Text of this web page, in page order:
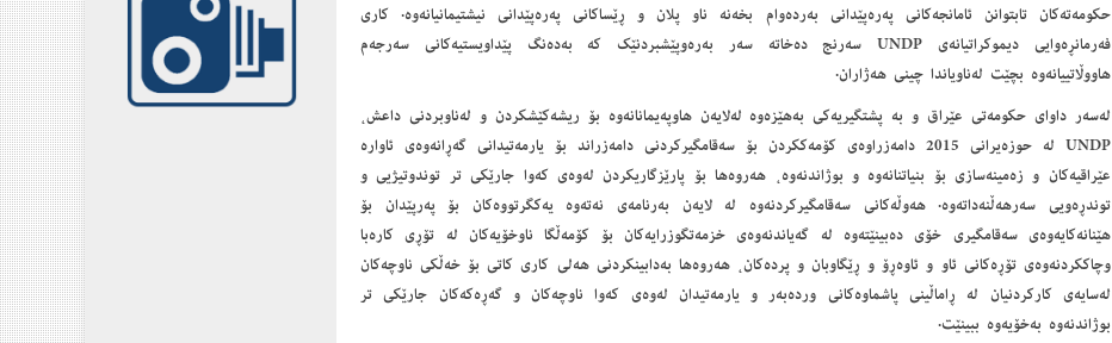
حکومەتەکان تابتوانن ئامانجەکانی پەرەپێدانی بەردەوام بخەنە ناو پلان و ڕێساکانی پەرەپێدانی نیشتیمانیانەوە. کاری
فەرمانڕەوايى ديموكراتیانه‌ی UNDP سه‌رنج ده‌خاته‌ سه‌ر به‌ره‌وپێشبردنێک که‌ به‌ده‌نگ پێداویستیه‌کانی سه‌رجه‌م
هاووڵاتییانەوە‌ بچێت له‌ناویاندا چینی هه‌ژاران.
لەسەر داوای حكومەتی عێراق و بە پشتگیریەکی بەهێزەوە لەلایەن هاوپەیمانانەوە بۆ ریشەكێشكردن و لەناوبردنی داعش،
UNDP لە حوزەیرانی 2015 دامەزراوەی کۆمەککردن بۆ سەقامگیرکردنی دامەزراند بۆ یارمەتیدانى گەڕانەوەی ئاوارە
عێراقیەكان و زەمینەسازی بۆ بنیاتنانەوە و بوژاندنەوە، هەروەها بۆ پارێزگاریكردن لەوەی كەوا جارێكی تر توندوتیژیی و
توندڕەویی سەرهەڵنەداتەوە. هەوڵەكانی سەقامگیركردنەوە لە لایەن بەرنامەی نەتەوە یەكگرتووەكان بۆ پەرپێدان بۆ
هێنانەكایەوەی سەقامگیری خۆی دەبینێتەوە لە گەیاندنەوەی خزمەتگوزرایەكان بۆ كۆمەڵگا ناوخۆیەكان لە تۆڕی كارەبا
وچاككردنەوەی تۆڕەكانی ئاو و ئاوەڕۆ و ڕێگاوبان و پردەكان، هەروەها بەدابینكردنی هەلی كاری كاتی بۆ خەڵكی ناوچەكان
لەسایەی كاركردنیان لە ڕاماڵینی پاشماوەكانی وردەبەر و یارمەتیدان لەوەی كەوا ناوچەكان و گەڕەكەكان جارێكی تر
بوژاندنەوە بەخۆیەوە ببینێت.